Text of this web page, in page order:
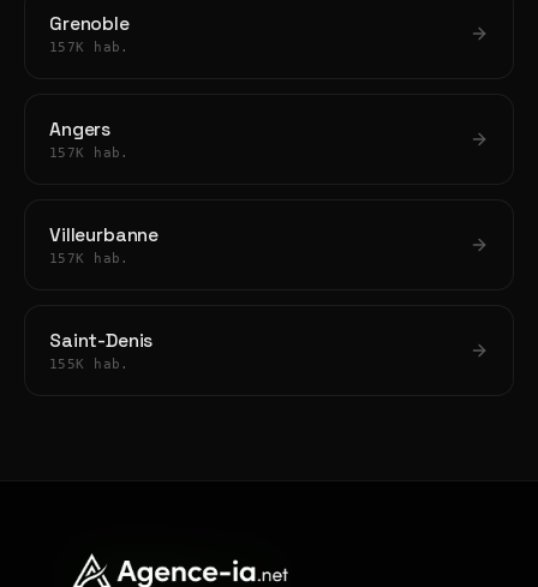
Grenoble
157K hab.
Angers
157K hab.
Villeurbanne
157K hab.
Saint-Denis
155K hab.